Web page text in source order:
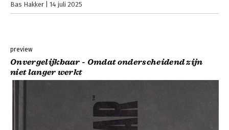
Bas Hakker 14 juli 2025
preview
Onvergelijkbaar - Omdat onderscheidend zijn
niet langer werkt